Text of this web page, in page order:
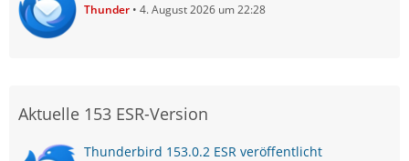
Thunder 4. August 2026 um 22:28
Aktuelle 153 ESR-Version
Thunderbird 153.0.2 ESR veröffentlicht